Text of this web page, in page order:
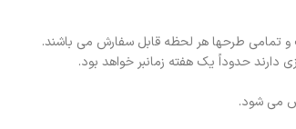
و تمامی طرحها هر لحظه قابل سفارش می باشند.
می شود.